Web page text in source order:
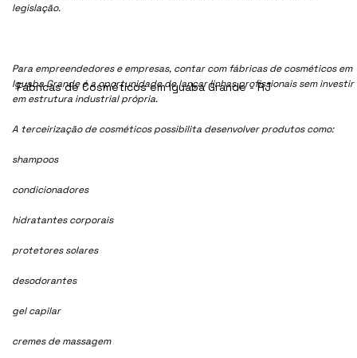
legislação.
Para empreendedores e empresas, contar com fábricas de cosméticos em
Iguaba Grande é a oportunidade de lançar linhas profissionais sem investir
em estrutura industrial própria.
A terceirização de cosméticos possibilita desenvolver produtos como:
shampoos
condicionadores
hidratantes corporais
protetores solares
desodorantes
gel capilar
cremes de massagem
Fábricas de Cosméticos em Iguaba Grande - RJ